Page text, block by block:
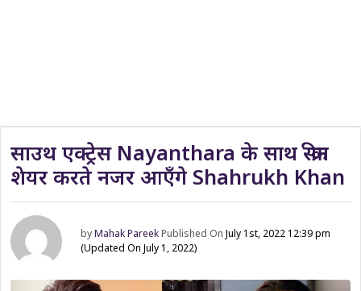
साउथ एक्ट्रेस Nayanthara के साथ स्क्रीन
शेयर करते नजर आएँगे Shahrukh Khan
byMahak PareekPublished OnJuly 1st, 2022 12:39 pm
(Updated On July 1, 2022)